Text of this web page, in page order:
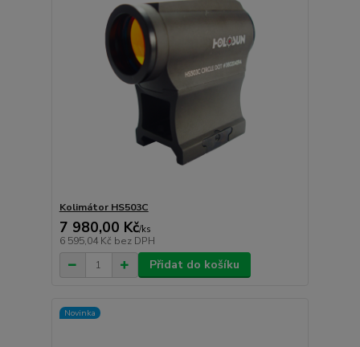
Kolimátor HS503C
7 980,00 Kč/ks
6 595,04 Kč bez DPH
Přidat do košíku
Novinka